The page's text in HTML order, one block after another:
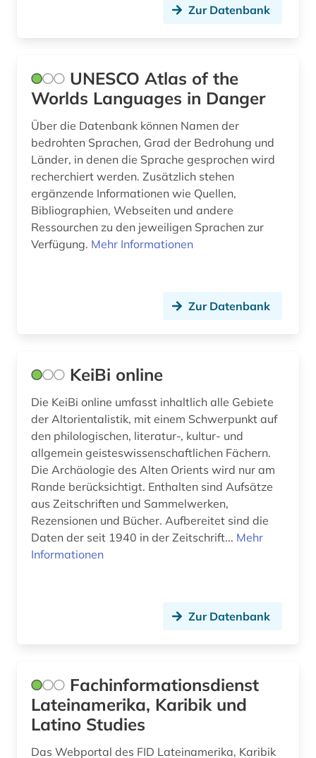
taiwan-austronesisch (1)
theologie (1)
tonaufnahme (1)
typologie (1)
unterhaltung (1)
usa (1)
volksliteratur (1)
vorderasiatische archäologie (1)
zeitschrift (1)
zentralasien (1)
übersetzung (3)
Zur Datenbank
UNESCO Atlas of the
Worlds Languages in Danger
Über die Datenbank können Namen der
bedrohten Sprachen, Grad der Bedrohung und
Länder, in denen die Sprache gesprochen wird
recherchiert werden. Zusätzlich stehen
ergänzende Informationen wie Quellen,
Bibliographien, Webseiten und andere
Ressourchen zu den jeweiligen Sprachen zur
Verfügung. Mehr Informationen
Zur Datenbank
KeiBi online
Die KeiBi online umfasst inhaltlich alle Gebiete
der Altorientalistik, mit einem Schwerpunkt auf
den philologischen, literatur-, kultur- und
allgemein geisteswissenschaftlichen Fächern.
Die Archäologie des Alten Orients wird nur am
Rande berücksichtigt. Enthalten sind Aufsätze
aus Zeitschriften und Sammelwerken,
Rezensionen und Bücher. Aufbereitet sind die
Daten der seit 1940 in der Zeitschrift... Mehr
Informationen
Zur Datenbank
Fachinformationsdienst
Lateinamerika, Karibik und
Latino Studies
Das Webportal des FID Lateinamerika, Karibik